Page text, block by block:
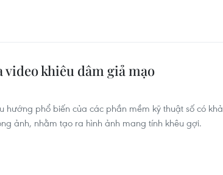
video khiêu dâm giả mạo
hướng phổ biến của các phần mềm kỹ thuật số có khả
ảnh, nhằm tạo ra hình ảnh mang tính khêu gợi.